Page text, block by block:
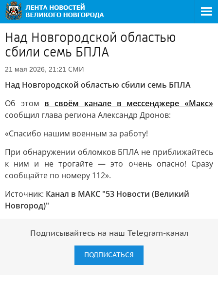
Над Новгородской областью
сбили семь БПЛА
21 мая 2026, 21:21 СМИ
Над Новгородской областью сбили семь БПЛА
Об этом в своём канале в мессенджере «Макс»
сообщил глава региона Александр Дронов:
«Спасибо нашим военным за работу!
При обнаружении обломков БПЛА не приближайтесь
к ним и не трогайте — это очень опасно! Сразу
сообщайте по номеру 112».
Источник: Канал в МАКС "53 Новости (Великий
Новгород)"
Подписывайтесь на наш Telegram-канал
ПОДПИСАТЬСЯ